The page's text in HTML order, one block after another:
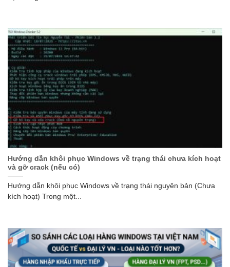
Hướng dẫn khôi phục Windows về trạng thái chưa kích hoạt
và gỡ crack (nếu có)
Hướng dẫn khôi phục Windows về trạng thái nguyên bản (Chưa
kích hoạt) Trong một...